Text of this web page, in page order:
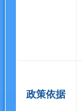
政策依据